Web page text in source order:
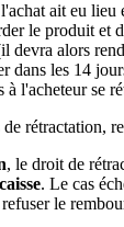
ait eu lieu
le produit
devra alors
dans les 14
l'acheteur se
rétractation,
, le droit de
. Le cas
le